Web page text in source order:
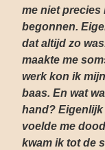
me niet precies
begonnen.
dat altijd zo
maakte me
werk kon ik
baas. En wat
hand? Eigenlijk
voelde me
kwam ik tot de